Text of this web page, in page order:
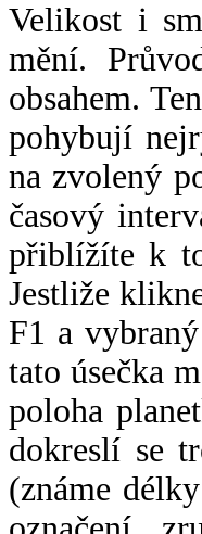
Velikost i
mění.
obsahem.
pohybují
na zvolený
časový
přiblížíte k
Jestliže
F1 a
tato úsečka
poloha
dokreslí se
(známe